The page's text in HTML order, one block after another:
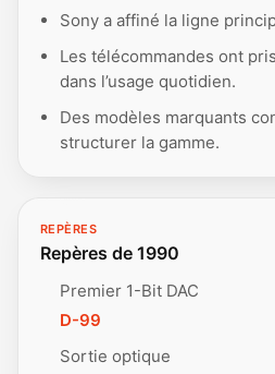
Sony a affiné la ligne
Les télécommandes ont
dans l’usage quotidien.
Des modèles marquants
structurer la gamme.
REPÈRES
Repères de 1990
Premier 1-Bit DAC
D-99
Sortie optique